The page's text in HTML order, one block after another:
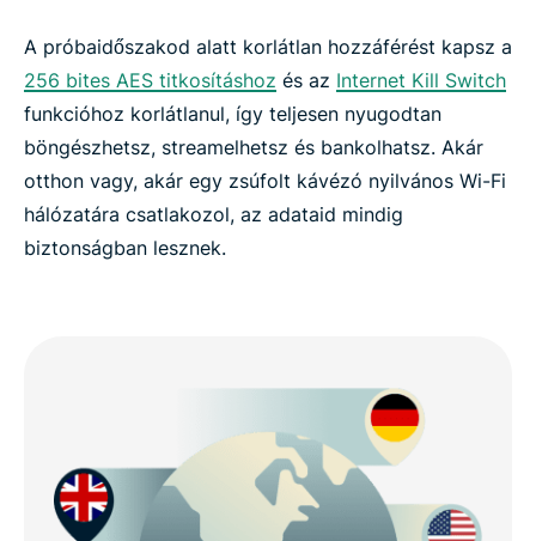
A próbaidőszakod alatt korlátlan hozzáférést kapsz a
256 bites AES titkosításhoz és az Internet Kill Switch
funkcióhoz korlátlanul, így teljesen nyugodtan
böngészhetsz, streamelhetsz és bankolhatsz. Akár
otthon vagy, akár egy zsúfolt kávézó nyilvános Wi-Fi
hálózatára csatlakozol, az adataid mindig
biztonságban lesznek.